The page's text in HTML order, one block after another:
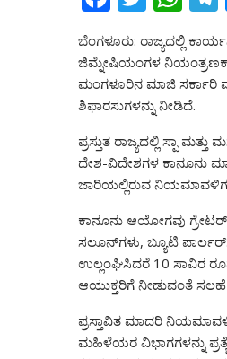
ac
e
b
o
o
k
w
itt
er
h
at
s
A
p
p
ಬೆಂಗಳೂರು: ರಾಜ್ಯದಲ್ಲಿ
ಜಿಮ್ನೇಷಿಯಂಗಳ
ಮಂಗಳೂರಿನ ಮಾಜಿ ಸರ್ಕಾರಿ
ಶಿಫಾರಸುಗಳನ್ನು ನೀಡಿದೆ.
ಪ್ರಸ್ತುತ ರಾಜ್ಯದಲ್ಲಿ ಸ್ಪಾ
ದೇಶ-ವಿದೇಶಗಳ ಕಾನೂನು
ಜಾರಿಯಲ್ಲಿರುವ
ಕಾನೂನು ಆಯೋಗವು ಗ್ರೇಟರ್
ಸಲೂನ್‌ಗಳು, ಬ್ಯೂಟಿ
ಉಲ್ಲಂಘಿಸಿದರೆ 10 ಸಾವಿರ
ಆಯುಕ್ತರಿಗೆ ನೀಡುವಂತೆ
ಪ್ರಸ್ತಾವಿತ ಮಾದರಿ
ಮಹಿಳೆಯರ ವಿಭಾಗಗಳನ್ನು